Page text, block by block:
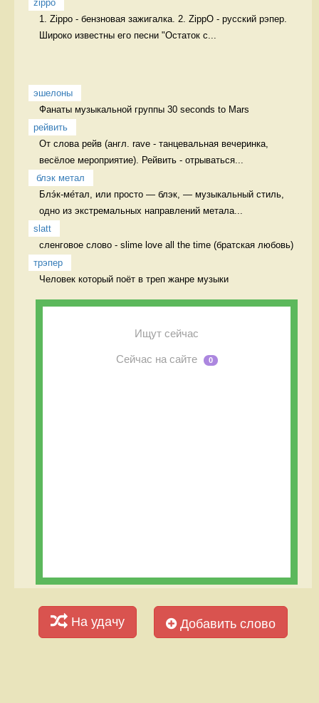
zippo
1. Zippo - бензновая зажигалка. 2. ZippO - русский рэпер.
Широко известны его песни "Остаток с...
эшелоны
Фанаты музыкальной группы 30 seconds to Mars
рейвить
От слова рейв (англ. rave - танцевальная вечеринка,
весёлое мероприятие). Рейвить - отрываться...
блэк метал
Блэ́к-ме́тал, или просто — блэк, — музыкальный стиль,
одно из экстремальных направлений метала...
slatt
трэпер
Человек который поёт в треп жанре музыки
Ищут сейчас
Сейчас на сайте 0
На удачу Добавить слово